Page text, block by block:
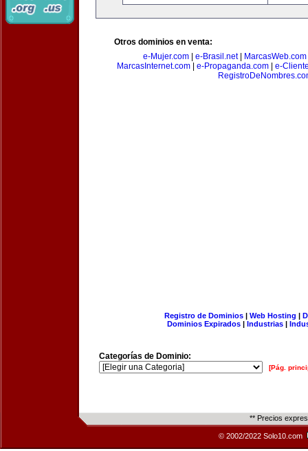
Otros dominios en venta:
e-Mujer.com| e-Brasil.net| MarcasWeb.com
MarcasInternet.com| e-Propaganda.com| e-
Registro de Dominios| Web Hosting |
Dominios Expirados | Industrias |
Categorías de Dominio:
[Pág.
** Precios
© 2002/2022 Solo10.com